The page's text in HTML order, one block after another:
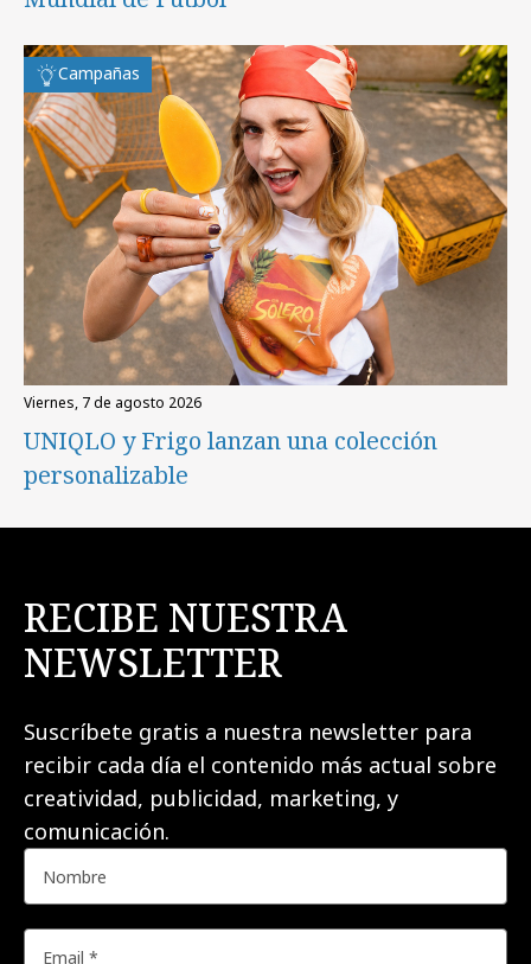
Campañas
viernes, 7 de agosto 2026
UNIQLO y Frigo lanzan una colección
personalizable
RECIBE NUESTRA
NEWSLETTER
Suscríbete gratis a nuestra newsletter para
recibir cada día el contenido más actual sobre
creatividad, publicidad, marketing, y
comunicación.